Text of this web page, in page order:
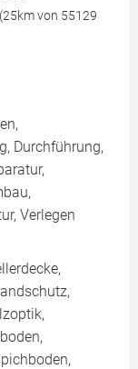
von 55129
Durchführung,
Verlegen